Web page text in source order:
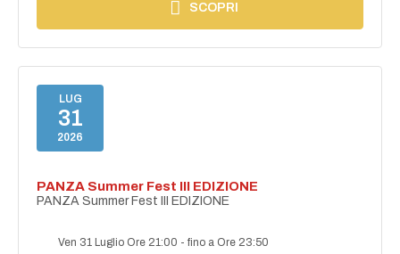
SCOPRI
LUG
31
2026
PANZA Summer Fest III EDIZIONE
PANZA Summer Fest III EDIZIONE
Ven 31 Luglio Ore 21:00 -fino a Ore 23:50